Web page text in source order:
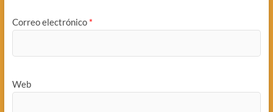
Correo electrónico *
Web